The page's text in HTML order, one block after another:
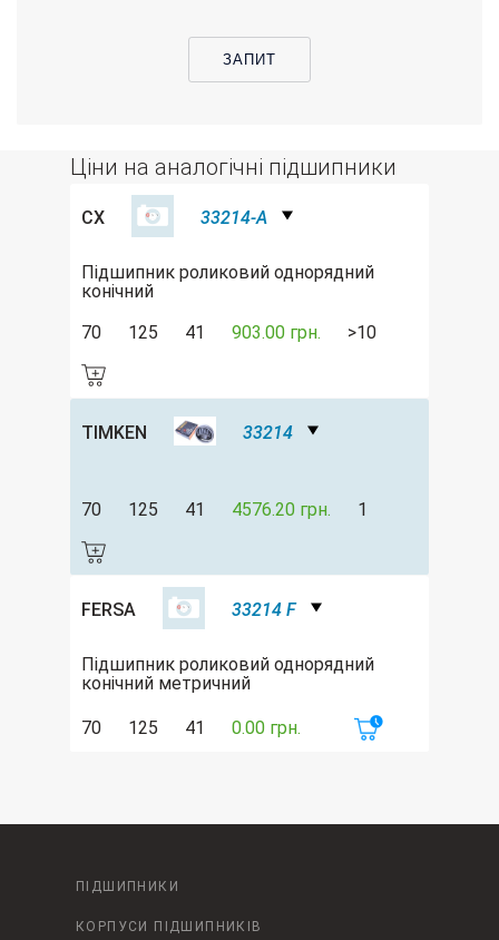
ЗАПИТ
Ціни на аналогічні підшипники
CX 33214-A
Підшипник роликовий однорядний
конічний
70
125 41 903.00 грн. >10
TIMKEN 33214
70 125 41 4576.20 грн. 1
FERSA 33214 F
Підшипник роликовий однорядний
конічний метричний
70 125 41 0.00 грн.
ПІДШИПНИКИ
КОРПУСИ ПІДШИПНИКІВ